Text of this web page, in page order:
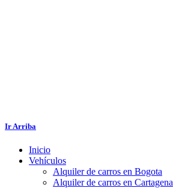
Ir Arriba
Inicio
Vehículos
Alquiler de carros en Bogota
Alquiler de carros en Cartagena